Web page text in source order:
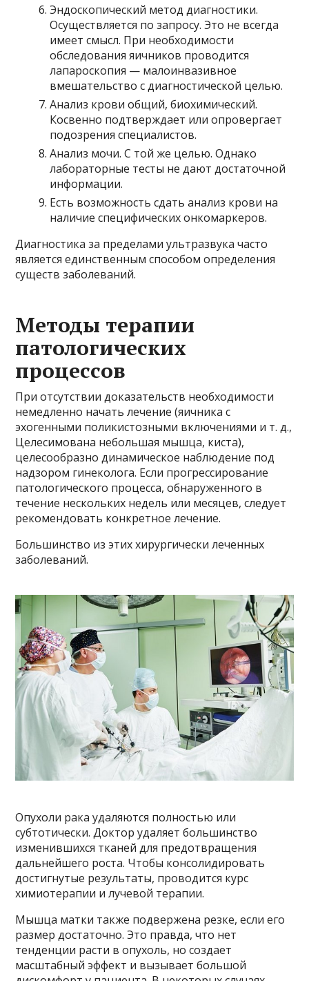
Эндоскопический метод диагностики.
Осуществляется по запросу. Это не всегда
имеет смысл. При необходимости
обследования яичников проводится
лапароскопия — малоинвазивное
вмешательство с диагностической целью.
Анализ крови общий, биохимический.
Косвенно подтверждает или опровергает
подозрения специалистов.
Анализ мочи. С той же целью. Однако
лабораторные тесты не дают достаточной
информации.
Есть возможность сдать анализ крови на
наличие специфических онкомаркеров.
Диагностика за пределами ультразвука часто
является единственным способом определения
существ заболеваний.
Методы терапии
патологических
процессов
При отсутствии доказательств необходимости
немедленно начать лечение (яичника с
эхогенными поликистозными включениями и т. д.,
Целесимована небольшая мышца, киста),
целесообразно динамическое наблюдение под
надзором гинеколога. Если прогрессирование
патологического процесса, обнаруженного в
течение нескольких недель или месяцев, следует
рекомендовать конкретное лечение.
Большинство из этих хирургически леченных
заболеваний.
Опухоли рака удаляются полностью или
субтотически. Доктор удаляет большинство
изменившихся тканей для предотвращения
дальнейшего роста. Чтобы консолидировать
достигнутые результаты, проводится курс
химиотерапии и лучевой терапии.
Мышца матки также подвержена резке, если его
размер достаточно. Это правда, что нет
тенденции расти в опухоль, но создает
масштабный эффект и вызывает большой